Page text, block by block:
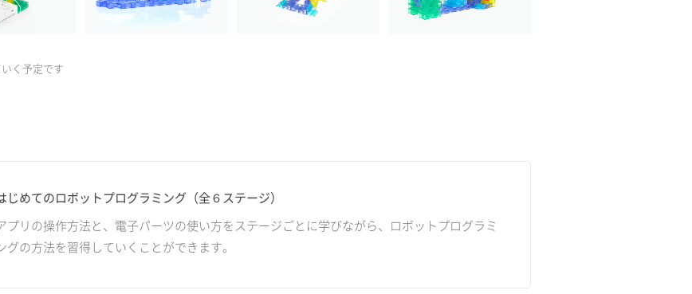
く予定です
じめてのロボットプログラミング（全６ステージ）
プリの操作方法と、電子パーツの使い方をステージごとに学びながら、ロボットプログラミ
グの方法を習得していくことができます。